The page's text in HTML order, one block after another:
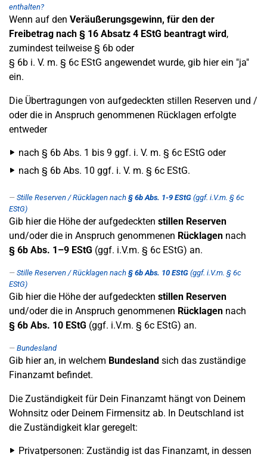
enthalten?
Wenn auf den Veräußerungsgewinn, für den der
Freibetrag nach § 16 Absatz 4 EStG beantragt wird,
zumindest teilweise § 6b oder
§ 6b i. V. m. § 6c EStG angewendet wurde, gib hier ein "ja"
ein.
Die Übertragungen von aufgedeckten stillen Reserven und /
oder die in Anspruch genommenen Rücklagen erfolgte
entweder
nach § 6b Abs. 1 bis 9 ggf. i. V. m. § 6c EStG oder
nach § 6b Abs. 10 ggf. i. V. m. § 6c EStG.
Stille Reserven / Rücklagen nach § 6b Abs. 1-9 EStG (ggf. i.V.m. § 6c
EStG)
Gib hier die Höhe der aufgedeckten stillen Reserven
und/oder die in Anspruch genommenen Rücklagen nach
§ 6b Abs. 1–9 EStG (ggf. i.V.m. § 6c EStG) an.
Stille Reserven / Rücklagen nach § 6b Abs. 10 EStG (ggf. i.V.m. § 6c
EStG)
Gib hier die Höhe der aufgedeckten stillen Reserven
und/oder die in Anspruch genommenen Rücklagen nach
§ 6b Abs. 10 EStG (ggf. i.V.m. § 6c EStG) an.
Bundesland
Gib hier an, in welchem Bundesland sich das zuständige
Finanzamt befindet.
Die Zuständigkeit für Dein Finanzamt hängt von Deinem
Wohnsitz oder Deinem Firmensitz ab. In Deutschland ist
die Zuständigkeit klar geregelt:
Privatpersonen: Zuständig ist das Finanzamt, in dessen